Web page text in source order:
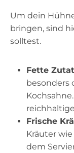
Um dein
bringen, sind
solltest.
Fette
besonders
Frische
Kräuter
dem